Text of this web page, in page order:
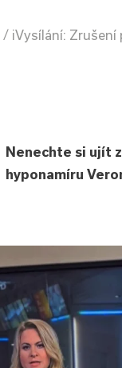
/ iVysílání: Zrušení
Nenechte si ujít
hyponamíru